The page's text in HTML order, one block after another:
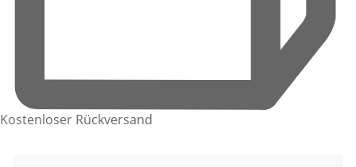
Kostenloser Rückversand